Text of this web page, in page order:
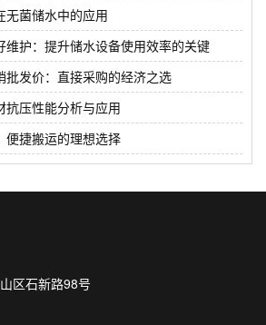
无菌储水中的应用
维护：提升储水设备使用效率的关键
批发价：直接采购的经济之选
抗压性能分析与应用
便捷搬运的理想选择
区石新路98号